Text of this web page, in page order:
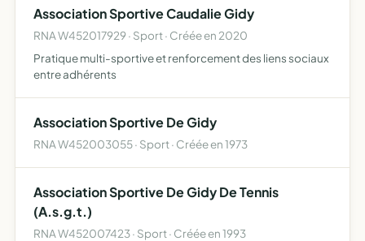
Association Sportive Caudalie Gidy
RNA W452017929 · Sport · Créée en 2020
Pratique multi-sportive et renforcement des liens sociaux
entre adhérents
Association Sportive De Gidy
RNA W452003055 · Sport · Créée en 1973
Association Sportive De Gidy De Tennis
(A.s.g.t.)
RNA W452007423 · Sport · Créée en 1993